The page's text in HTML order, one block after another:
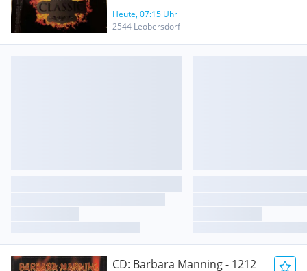
Heute, 07:15 Uhr
2544 Leobersdorf
CD: Barbara Manning - 1212